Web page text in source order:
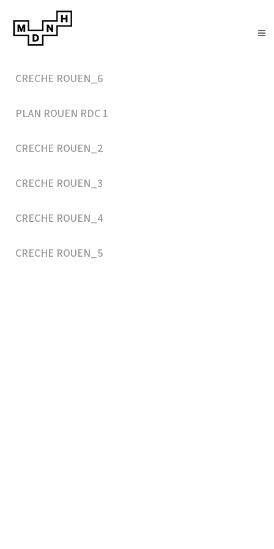
CRECHE ROUEN_6
PLAN ROUEN RDC 1
CRECHE ROUEN_2
CRECHE ROUEN_3
CRECHE ROUEN_4
CRECHE ROUEN_5